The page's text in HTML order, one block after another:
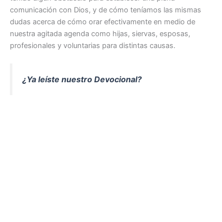
comunicación con Dios, y de cómo teníamos las mismas
dudas acerca de cómo orar efectivamente en medio de
nuestra agitada agenda como hijas, siervas, esposas,
profesionales y voluntarias para distintas causas.
¿Ya leíste nuestro Devocional?